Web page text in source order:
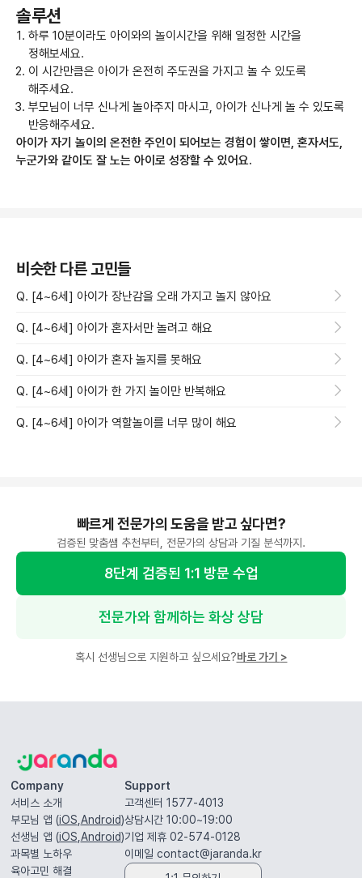
솔루션
하루 10분이라도 아이와의 놀이시간을 위해 일정한 시간을
정해보세요.
이 시간만큼은 아이가 온전히 주도권을 가지고 놀 수 있도록
해주세요.
부모님이 너무 신나게 놀아주지 마시고, 아이가 신나게 놀 수 있도록
반응해주세요.
아이가 자기 놀이의 온전한 주인이 되어보는 경험이 쌓이면, 혼자서도,
누군가와 같이도 잘 노는 아이로 성장할 수 있어요.
비슷한 다른 고민들
Q. [4~6세] 아이가 장난감을 오래 가지고 놀지 않아요
Q. [4~6세] 아이가 혼자서만 놀려고 해요
Q. [4~6세] 아이가 혼자 놀지를 못해요
Q. [4~6세] 아이가 한 가지 놀이만 반복해요
Q. [4~6세] 아이가 역할놀이를 너무 많이 해요
빠르게 전문가의 도움을 받고 싶다면?
검증된 맞춤쌤 추천부터, 전문가의 상담과 기질 분석까지.
8단계 검증된 1:1 방문 수업
전문가와 함께하는 화상 상담
혹시 선생님으로 지원하고 싶으세요?바로 가기 >
Company
서비스 소개
부모님 앱 (iOS Android)
선생님 앱 (iOS Android)
과목별 노하우
육아고민 해결
Support
고객센터 1577-4013
상담시간 10:00~19:00
기업 제휴 02-574-0128
이메일 contact@jaranda.kr